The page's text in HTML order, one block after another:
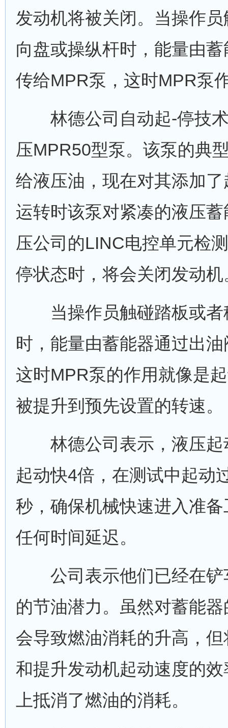
发动机将被关闭。当操作
向盘或操纵杆时，能量由
传给MPR泵，这时MPR泵
林德公司自动起-停技术
压MPR50型泵。该泵的典
给液压油，现在对其添加
运转时该泵对紧凑的液压
压公司的LINC电控单元检
停状态时，将会关闭发动机
当操作员触碰踏板或者
时，能量由蓄能器通过出
这时MPR泵的作用就像是
被提升到预先设置的转速。
林德公司表示，液压起
起动快4倍，在测试中起动
秒，确保机械快速进入准
任何时间延迟。
公司表示他们已经在铲
的节油潜力。虽然对蓄能
会导致燃油消耗的升高，
和提升发动机起动速度的
上抵消了燃油的消耗。